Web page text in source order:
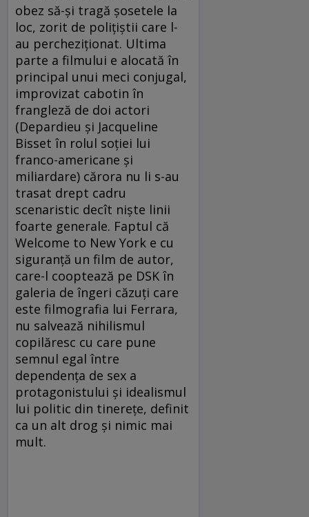
obez să-şi tragă şosetele la
loc, zorit de poliţiştii care l-
au percheziţionat. Ultima
parte a filmului e alocată în
principal unui meci conjugal,
improvizat cabotin în
frangleză de doi actori
(Depardieu şi Jacqueline
Bisset în rolul soţiei lui
franco-americane şi
miliardare) cărora nu li s-au
trasat drept cadru
scenaristic decît nişte linii
foarte generale. Faptul că
Welcome to New York e cu
siguranţă un film de autor,
care-l cooptează pe DSK în
galeria de îngeri căzuţi care
este filmografia lui Ferrara,
nu salvează nihilismul
copilăresc cu care pune
semnul egal între
dependenţa de sex a
protagonistului şi idealismul
lui politic din tinereţe, definit
ca un alt drog şi nimic mai
mult.